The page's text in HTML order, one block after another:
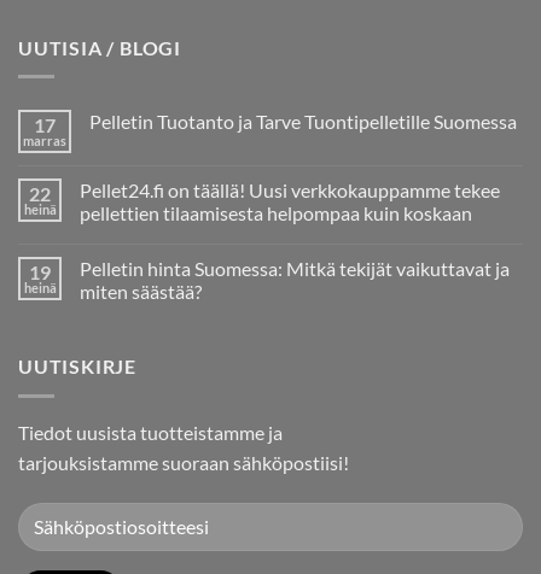
UUTISIA / BLOGI
17
marras
Pelletin Tuotanto ja Tarve Tuontipelletille Suomessa
Pelletin
Tuotanto
ja
Suomessa
22
heinä
Pellet24.fi on täällä! Uusi verkkokauppamme tekee
pellettien tilaamisesta helpompaa kuin koskaan
artikkeliin
Pellet24.fi
on
tekee
pellettien
koskaan
19
heinä
Pelletin hinta Suomessa: Mitkä tekijät vaikuttavat ja
miten säästää?
Pelletin
hinta
tekijät
vaikuttavat
miten
UUTISKIRJE
Tiedot uusista tuotteistamme ja
tarjouksistamme suoraan sähköpostiisi!